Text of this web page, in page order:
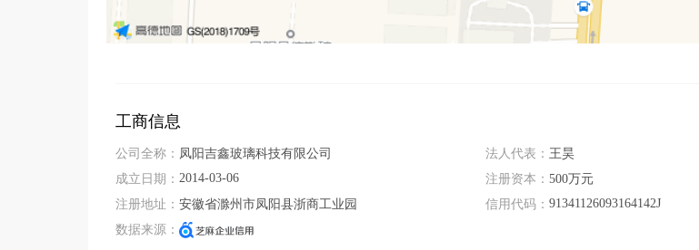
工商信息
公司全称： 凤阳吉鑫玻璃科技有限公司
成立日期： 2014-03-06
注册地址： 安徽省滁州市凤阳县浙商工业园
数据来源：
法人代表： 王昊
注册资本： 500万元
信用代码： 91341126093164142J